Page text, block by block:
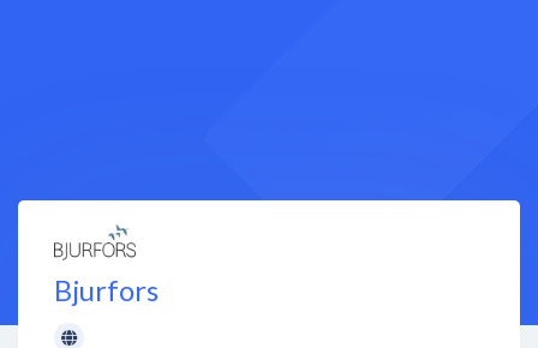
Bjurfors